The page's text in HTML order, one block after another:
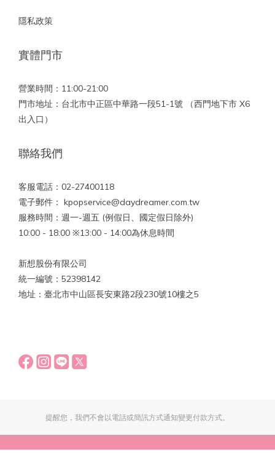
隱私政策
實體門市
營業時間：11:00-21:00
門市地址：台北市中正區中華路一段51-1號 （西門地下市 X6
出入口）
聯絡我們
客服電話：02-27400118
電子郵件： kpopservice@daydreamer.com.tw
服務時間：週一-週五 (例假日、國定假日除外)
10:00 - 18:00 ※13:00 - 14:00為休息時間
新想股份有限公司
統一編號：52398142
地址：臺北市中山區長安東路2段230號10樓之5
提醒您，我們不會以電話或簡訊方式通知變更付款方式。